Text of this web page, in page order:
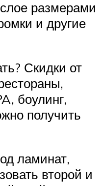
размерами
и другие
Скидки от
боулинг,
получить
ламинат,
второй и